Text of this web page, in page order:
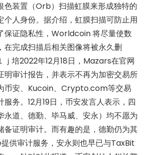
色装置（Orb）扫描虹膜来形成独特的
个人身份。据介绍，虹膜扫描可防止用
保证隐私性，Worldcoin 将尽量使数
在完成扫描后相关图像将被永久删
ｊ培2022年12月18日，Mazars在官网
明审计报告，并表示不再为加密交易所
币安、Kucoin、Crypto.com等交易
务。12月19日，币安发言人表示，四
永道、德勤、毕马威、安永）均不愿为
备证明审计。而有趣的是，德勤仍为其
供审计服务，安永则也早已与TaxBit